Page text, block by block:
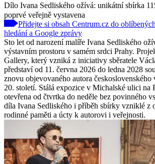
Dílo Ivana Sedliského ožívá: unikátní sbírka
poprvé veřejně vystavena
Přidejte si obsah Centrum.cz do
hledání a Google zprávy
Sto let od narození malíře Ivana Sedliského
výstavním prostoru v samém srdci Prahy.
Gallery, který vzniká z iniciativy sběratele
představí od 11. června 2026 do ledna 2028
znovu objevovaného autora
20. století. Stálá expozice v Michalské ulici na
otevřena od čtvrtka do neděle bez povinného
díla Ivana Sedliského i příběh sbírky vzniklé z
rodinné paměti a úcty k autorovi i veřejnosti.